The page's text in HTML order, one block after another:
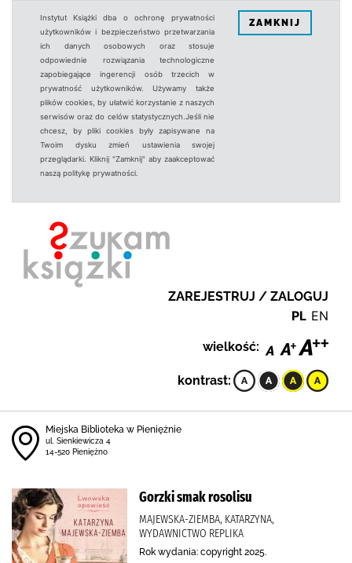
Instytut Książki dba o ochronę prywatności
użytkowników i bezpieczeństwo przetwarzania
ich danych osobowych oraz stosuje
odpowiednie rozwiązania technologiczne
zapobiegające ingerencji osób trzecich w
prywatność użytkowników. Używamy także
plików cookies, by ułatwić korzystanie z naszych
serwisów oraz do celów statystycznych.Jeśli nie
chcesz, by pliki cookies były zapisywane na
Twoim dysku zmień ustawienia swojej
przeglądarki. Kliknij "Zamknij" aby zaakceptować
naszą politykę prywatności.
ZAMKNIJ
ZAREJESTRUJ / ZALOGUJ
PL EN
wielkość:
kontrast:
Miejska Biblioteka w Pieniężnie
ul. Sienkiewicza 4
14-520 Pieniężno
Gorzki smak rosolisu
MAJEWSKA-ZIEMBA, KATARZYNA,
WYDAWNICTWO REPLIKA
Rok wydania: copyright 2025.